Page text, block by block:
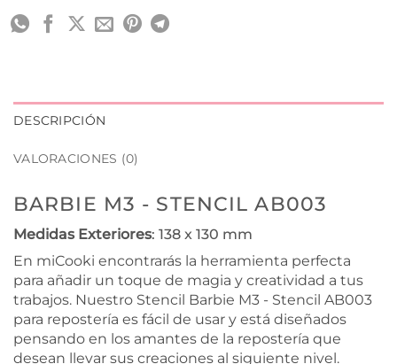
DESCRIPCIÓN
VALORACIONES (0)
BARBIE M3 - STENCIL AB003
Medidas Exteriores: 138 x 130 mm
En miCooki encontrarás la herramienta perfecta
para añadir un toque de magia y creatividad a tus
trabajos. Nuestro Stencil Barbie M3 - Stencil AB003
para repostería es fácil de usar y está diseñados
pensando en los amantes de la repostería que
desean llevar sus creaciones al siguiente nivel.